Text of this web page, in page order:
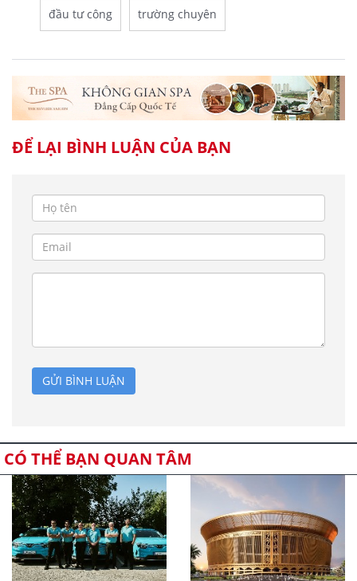
đầu tư công trường chuyên
ĐỂ LẠI BÌNH LUẬN CỦA BẠN
GỬI BÌNH LUẬN
CÓ THỂ BẠN QUAN TÂM